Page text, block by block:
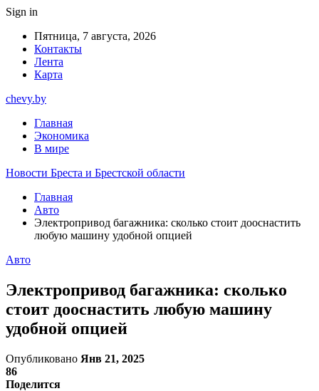
Sign in
Пятница, 7 августа, 2026
Контакты
Лента
Карта
chevy.by
Главная
Экономика
В мире
Новости Бреста и Брестской области
Главная
Авто
Электропривод багажника: сколько стоит дооснастить
любую машину удобной опцией
Авто
Электропривод багажника: сколько
стоит дооснастить любую машину
удобной опцией
Опубликовано Янв 21, 2025
86
Поделится